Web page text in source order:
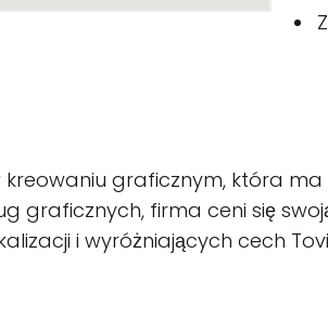
graficznym, która ma
graficznych, firma ceni się
i wyróżniających cech